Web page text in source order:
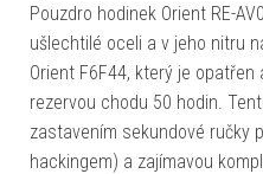
Pouzdro hodinek Orient RE-
ušlechtilé oceli a v jeho nitru
Orient F6F44, který je
rezervou chodu 50 hodin.
zastavením sekundové ručky
hackingem) a zajímavou